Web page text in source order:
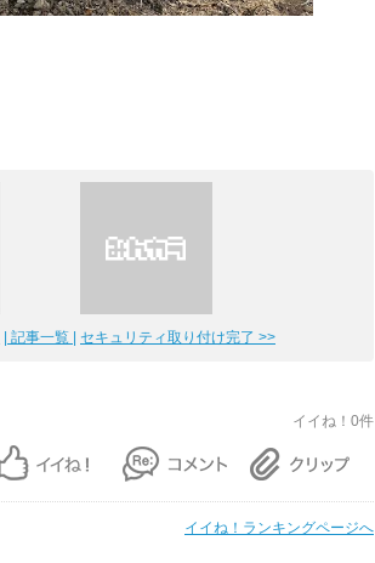
| 記事一覧 | セキュリティ取り付け完了 >>
イイね！0件
イイね！ランキングページへ